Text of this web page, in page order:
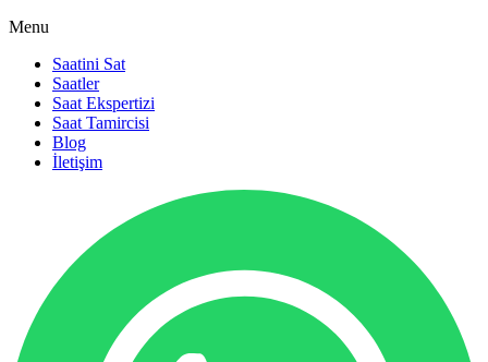
Menu
Saatini Sat
Saatler
Saat Ekspertizi
Saat Tamircisi
Blog
İletişim